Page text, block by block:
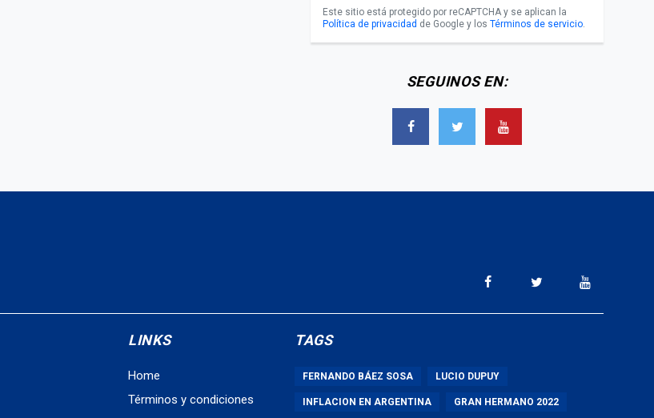
Este sitio está protegido por reCAPTCHA y se aplican la
Política de privacidad de Google y los Términos de servicio.
SEGUINOS EN:
LINKS
Home
Términos y condiciones
TAGS
FERNANDO BÁEZ SOSA LUCIO DUPUY
INFLACION EN ARGENTINA GRAN HERMANO 2022